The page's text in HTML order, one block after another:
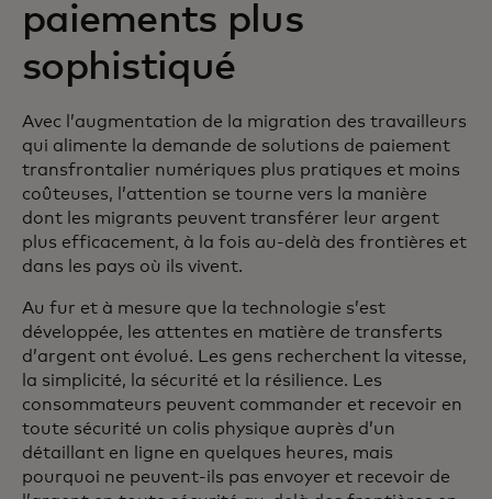
paiements plus
sophistiqué
Avec l’augmentation de la migration des travailleurs
qui alimente la demande de solutions de paiement
transfrontalier numériques plus pratiques et moins
coûteuses, l’attention se tourne vers la manière
dont les migrants peuvent transférer leur argent
plus efficacement, à la fois au-delà des frontières et
dans les pays où ils vivent.
Au fur et à mesure que la technologie s’est
développée, les attentes en matière de transferts
d’argent ont évolué. Les gens recherchent la vitesse,
la simplicité, la sécurité et la résilience. Les
consommateurs peuvent commander et recevoir en
toute sécurité un colis physique auprès d’un
détaillant en ligne en quelques heures, mais
pourquoi ne peuvent-ils pas envoyer et recevoir de